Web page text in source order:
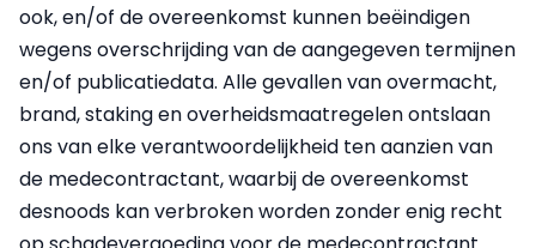
ook, en/of de overeenkomst kunnen beëindigen
wegens overschrijding van de aangegeven termijnen
en/of publicatiedata. Alle gevallen van overmacht,
brand, staking en overheidsmaatregelen ontslaan
ons van elke verantwoordelijkheid ten aanzien van
de medecontractant, waarbij de overeenkomst
desnoods kan verbroken worden zonder enig recht